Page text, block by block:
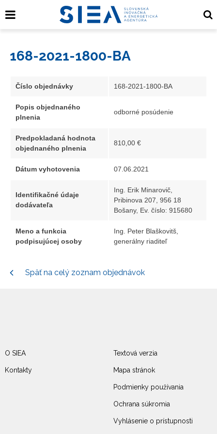
168-2021-1800-BA
Číslo objednávky 168-2021-1800-BA
Popis objednaného
plnenia
odborné posúdenie
Predpokladaná hodnota
objednaného plnenia
810,00 €
Dátum vyhotovenia 07.06.2021
Identifikačné údaje
dodávateľa
Ing. Erik Minarovič,
Pribinova 207, 956 18
Bošany, Ev. číslo: 915680
Meno a funkcia
podpisujúcej osoby
Ing. Peter Blaškovitš,
generálny riaditeľ
Späť na celý zoznam objednávok
O SIEA
Kontakty
Textová verzia
Mapa stránok
Podmienky používania
Ochrana súkromia
Vyhlásenie o prístupnosti